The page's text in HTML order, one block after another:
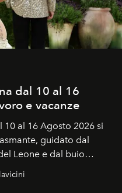
dal 10 al 16
e vacanze
al 16 Agosto 2026 si
guidato dal
Leone e dal buio
del 12 agosto,